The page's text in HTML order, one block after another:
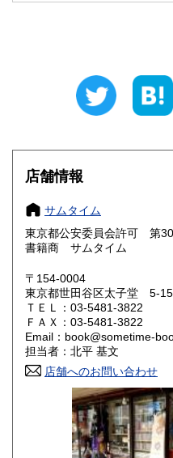
600円
大阪府
奈良県
鳥取県 600円
岡山県
山口県 600円
香川県
高知県 600円
600円
600円
店舗情報
サムタイム
東京都公安委員会許可 第
書籍商 サムタイム
〒154-0004
東京都世田谷区太子堂 5-
ＴＥＬ：03-5481-3822
ＦＡＸ：03-5481-3822
Email：book@sometime-
担当者：北平 基文
店舗へのお問い合わせ